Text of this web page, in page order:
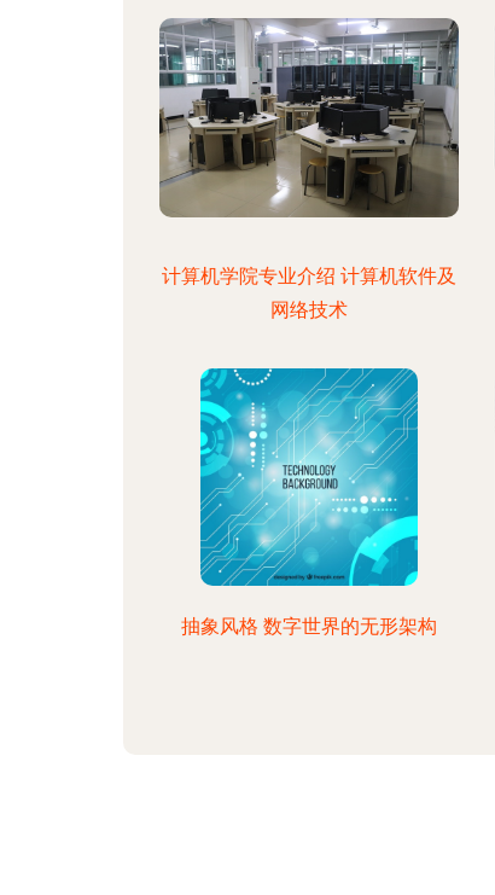
计算机学院专业介绍 计算机软件及
网络技术
抽象风格 数字世界的无形架构